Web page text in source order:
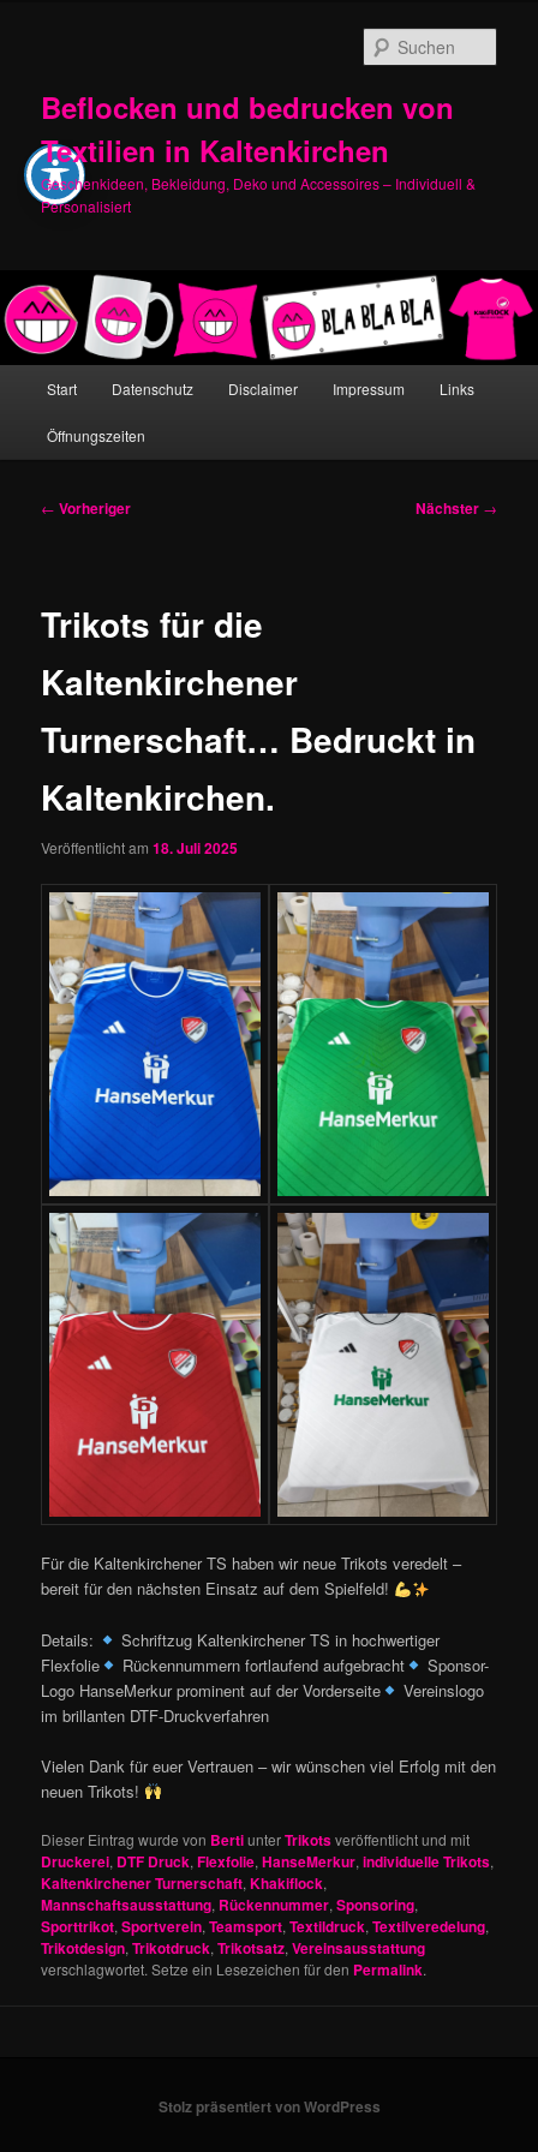
Beflocken und bedrucken von
Textilien in Kaltenkirchen
Geschenkideen, Bekleidung, Deko und Accessoires – Individuell &
Personalisiert
Start Datenschutz Disclaimer Impressum Links
Öffnungszeiten
Beitragsnavigation
← Vorheriger Nächster →
Trikots für die
Kaltenkirchener
Turnerschaft… Bedruckt in
Kaltenkirchen.
Veröffentlicht am18. Juli 2025
Für die Kaltenkirchener TS haben wir neue Trikots veredelt –
bereit für den nächsten Einsatz auf dem Spielfeld!
Details:
Schriftzug Kaltenkirchener TS in hochwertiger
Flexfolie
Rückennummern fortlaufend aufgebracht
Sponsor-
Logo HanseMerkur prominent auf der Vorderseite
Vereinslogo
im brillanten DTF-Druckverfahren
Vielen Dank für euer Vertrauen – wir wünschen viel Erfolg mit den
neuen Trikots!
Dieser Eintrag wurde von BertiunterTrikotsveröffentlicht und mit
Druckerei, DTF Druck,Flexfolie,HanseMerkur,individuelle Trikots,
Kaltenkirchener Turnerschaft,Khakiflock,
Mannschaftsausstattung, Rückennummer,Sponsoring,
Sporttrikot,Sportverein,Teamsport,Textildruck,Textilveredelung,
Trikotdesign,Trikotdruck,Trikotsatz,Vereinsausstattung
verschlagwortet. Setze ein Lesezeichen für den Permalink.
Stolz präsentiert von WordPress